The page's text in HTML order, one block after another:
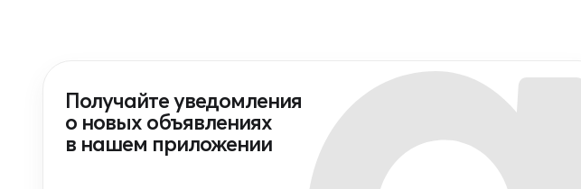
Получайте уведомления
о новых объявлениях
в нашем приложении